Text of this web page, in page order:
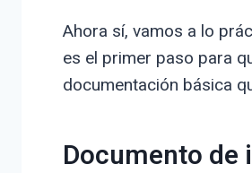
Ahora sí, vamos a lo
es el primer paso para
documentación básica
Documento de